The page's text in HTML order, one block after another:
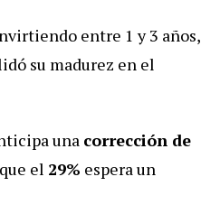
entre 1 y 3 años,
su madurez en el
una corrección de
el 29% espera un